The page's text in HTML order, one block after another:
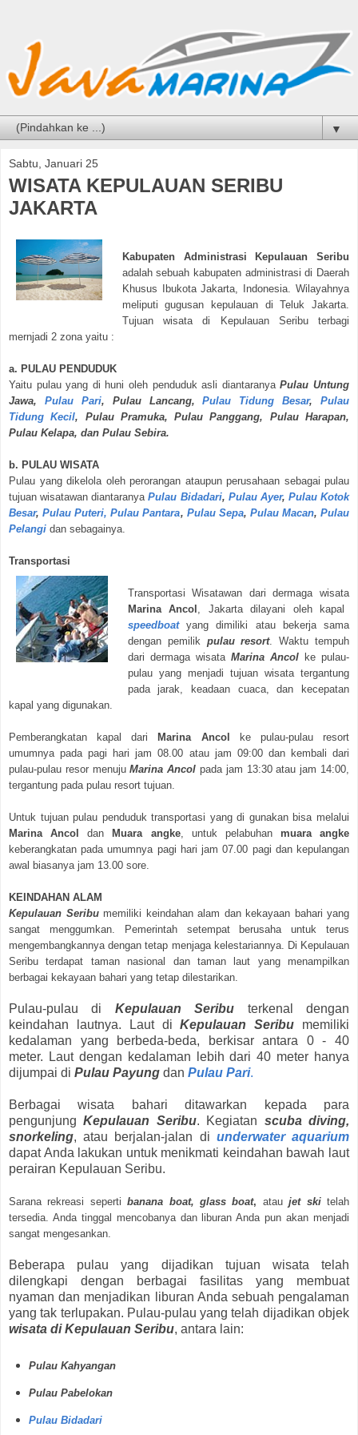
▼
Sabtu, Januari 25
WISATA KEPULAUAN SERIBU
JAKARTA
Kabupaten Administrasi Kepulauan Seribu
adalah sebuah kabupaten administrasi di Daerah
Khusus Ibukota Jakarta, Indonesia. Wilayahnya
meliputi gugusan kepulauan di Teluk Jakarta.
Tujuan wisata di Kepulauan Seribu terbagi
mernjadi 2 zona yaitu :
a. PULAU PENDUDUK
Yaitu pulau yang di huni oleh penduduk asli diantaranyaPulau Untung
Jawa, Pulau Pari, Pulau Lancang,Pulau Tidung Besar, Pulau
Tidung Kecil, Pulau Pramuka, Pulau Panggang, Pulau Harapan,
Pulau Kelapa, dan Pulau Sebira.
b. PULAU WISATA
Pulau yang dikelola oleh perorangan ataupun perusahaan sebagai pulau
tujuan wisatawan diantaranyaPulau Bidadari, Pulau Ayer, Pulau Kotok
Besar,Pulau Puteri, Pulau Pantara, Pulau Sepa, Pulau Macan,Pulau
Pelangi dan sebagainya.
Transportasi
Transportasi Wisatawan dari dermaga wisata
Marina Ancol
, Jakarta dilayani oleh kapal
speedboatyang dimiliki atau bekerja sama
dengan pemilik pulau resort. Waktu tempuh
dari dermaga wisata Marina Ancol
ke pulau-
pulau yang menjadi tujuan wisata tergantung
pada jarak, keadaan cuaca, dan kecepatan
kapal yang digunakan.
Pemberangkatan kapal dari Marina Ancol
ke pulau-pulau resort
umumnya pada pagi hari jam 08.00 atau jam 09:00 dan kembali dari
pulau-pulau resor menujuMarina Ancol pada jam 13:30 atau jam 14:00,
tergantung pada pulau resort tujuan.
Untuk tujuan pulau penduduk transportasi yang di gunakan bisa melalui
Marina Ancol
dan Muara angke, untuk pelabuhan muara angke
keberangkatan pada umumnya pagi hari jam 07.00 pagi dan kepulangan
awal biasanya jam 13.00 sore.
KEINDAHAN ALAM
Kepulauan Seribumemiliki keindahan alam dan kekayaan bahari yang
sangat menggumkan. Pemerintah setempat berusaha untuk terus
mengembangkannya dengan tetap menjaga kelestariannya. Di Kepulauan
Seribu terdapat taman nasional dan taman laut yang menampilkan
berbagai kekayaan bahari yang tetap dilestarikan.
Pulau-pulau di Kepulauan Seribu terkenal dengan
keindahan lautnya. Laut di Kepulauan Seribu memiliki
kedalaman yang berbeda-beda, berkisar antara 0 - 40
meter. Laut dengan kedalaman lebih dari 40 meter hanya
dijumpai di Pulau Payung dan Pulau Pari.
Berbagai wisata bahari ditawarkan kepada para
pengunjungKepulauan Seribu. Kegiatan scuba diving,
snorkeling, atau berjalan-jalan di underwater aquarium
dapat Anda lakukan untuk menikmati keindahan bawah laut
perairan Kepulauan Seribu.
Sarana rekreasi sepertibanana boat, glass boat, ataujet skitelah
tersedia. Anda tinggal mencobanya dan liburan Anda pun akan menjadi
sangat mengesankan.
Beberapa pulau yang dijadikan tujuan wisata telah
dilengkapi dengan berbagai fasilitas yang membuat
nyaman dan menjadikan liburan Anda sebuah pengalaman
yang tak terlupakan. Pulau-pulau yang telah dijadikan objek
wisata di Kepulauan Seribu, antara lain:
Pulau Kahyangan
Pulau Pabelokan
Pulau Bidadari